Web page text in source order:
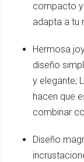
compacto y
adapta a tu
Hermosa
diseño
y elegante;
hacen que
combinar
Diseño